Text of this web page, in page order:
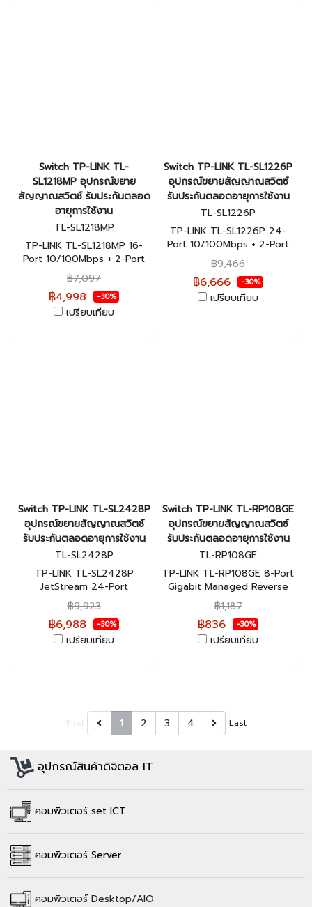
Switch TP-LINK TL-
SL1218MP อุปกรณ์ขยาย
สัญญาณสวิตซ์ รับประกันตลอด
อายุการใช้งาน
TL-SL1218MP
TP-LINK TL-SL1218MP 16-
Port 10/100Mbps + 2-Port
Gigabit Unmanaged PoE
Switch ของแท้รับประกันตลอด
อายุการใช้งาน
฿7,097
฿4,998 -30%
เปรียบเทียบ
Switch TP-LINK TL-SL1226P
อุปกรณ์ขยายสัญญาณสวิตซ์
รับประกันตลอดอายุการใช้งาน
TL-SL1226P
TP-LINK TL-SL1226P 24-
Port 10/100Mbps + 2-Port
Gigabit Unmanaged PoE+
Switch ของแท้รับประกันตลอด
อายุการใช้งาน
฿9,466
฿6,666 -30%
เปรียบเทียบ
Switch TP-LINK TL-SL2428P
อุปกรณ์ขยายสัญญาณสวิตซ์
รับประกันตลอดอายุการใช้งาน
TL-SL2428P
TP-LINK TL-SL2428P
JetStream 24-Port
10/100Mbps + 4-Port
Gigabit Smart Switch with
24-Port PoE+ ของแท้รับ
ประกันตลอดอายุการใช้งาน
฿9,923
฿6,988 -30%
เปรียบเทียบ
Switch TP-LINK TL-RP108GE
อุปกรณ์ขยายสัญญาณสวิตซ์
รับประกันตลอดอายุการใช้งาน
TL-RP108GE
TP-LINK TL-RP108GE 8-Port
Gigabit Managed Reverse
PoE Switch ของแท้รับประกัน
ตลอดอายุการใช้งาน
฿1,187
฿836 -30%
เปรียบเทียบ
1 2 3 4 Last
อุปกรณ์สินค้าดิจิตอล IT
คอมพิวเตอร์ set ICT
คอมพิวเตอร์ Server
คอมพิวเตอร์Desktop/AIO